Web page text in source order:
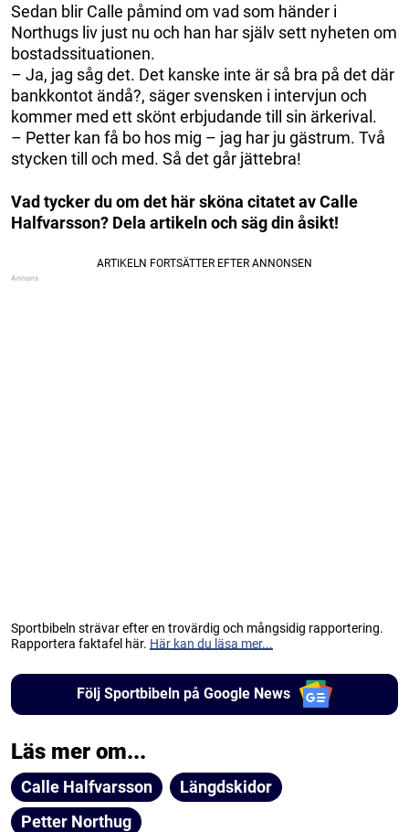
Sedan blir Calle påmind om vad som händer i
Northugs liv just nu och han har själv sett nyheten om
bostadssituationen.
– Ja, jag såg det. Det kanske inte är så bra på det där
bankkontot ändå?, säger svensken i intervjun och
kommer med ett skönt erbjudande till sin ärkerival.
– Petter kan få bo hos mig – jag har ju gästrum. Två
stycken till och med. Så det går jättebra!
Vad tycker du om det här sköna citatet av Calle
Halfvarsson? Dela artikeln och säg din åsikt!
Sportbibeln strävar efter en trovärdig och mångsidig rapportering.
Rapportera faktafel här. Här kan du läsa mer...
Följ Sportbibeln på Google News
Läs mer om...
Calle Halfvarsson
Längdskidor
Petter Northug